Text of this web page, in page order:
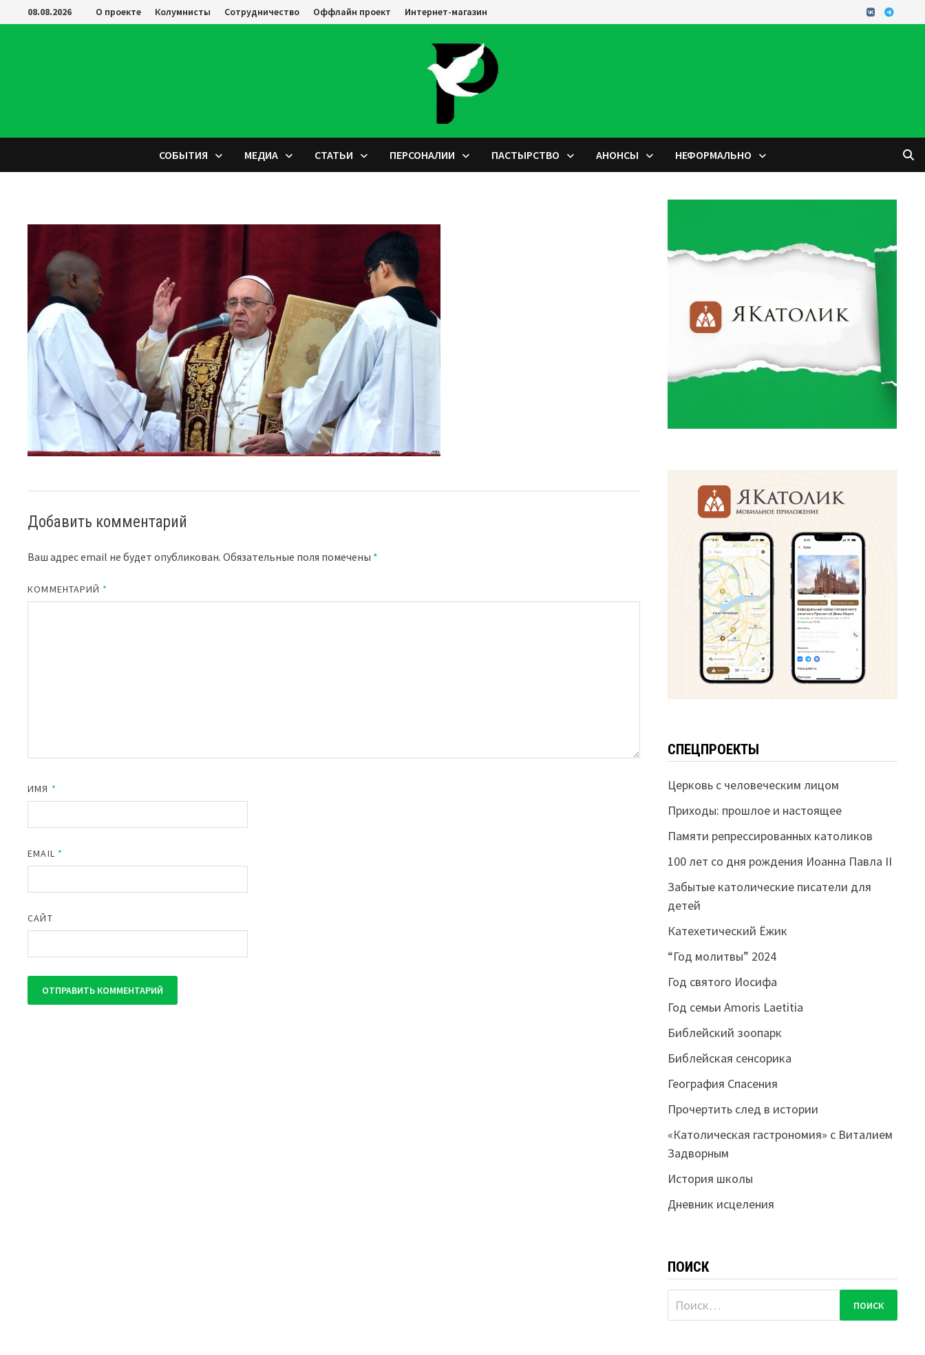
Перейти
к
08.08.2026 О проекте Колумнисты Сотрудничество Оффлайн проект Интернет-магазин
СОБЫТИЯ МЕДИА СТАТЬИ ПЕРСОНАЛИИ ПАСТЫРСТВО АНОНСЫ НЕФОРМАЛЬНО
Добавить комментарий
Ваш адрес email не будет опубликован. Обязательные поля помечены *
КОММЕНТАРИЙ *
ИМЯ *
EMAIL *
САЙТ
СПЕЦПРОЕКТЫ
Церковь с человеческим лицом
Приходы: прошлое и настоящее
Памяти репрессированных католиков
100 лет со дня рождения Иоанна Павла II
Забытые католические писатели для
детей
Катехетический Ёжик
“Год молитвы” 2024
Год святого Иосифа
Год семьи Amoris Laetitia
Библейский зоопарк
Библейская сенсорика
География Спасения
Прочертить след в истории
«Католическая гастрономия» с Виталием
Задворным
История школы
Дневник исцеления
ПОИСК
Найти: